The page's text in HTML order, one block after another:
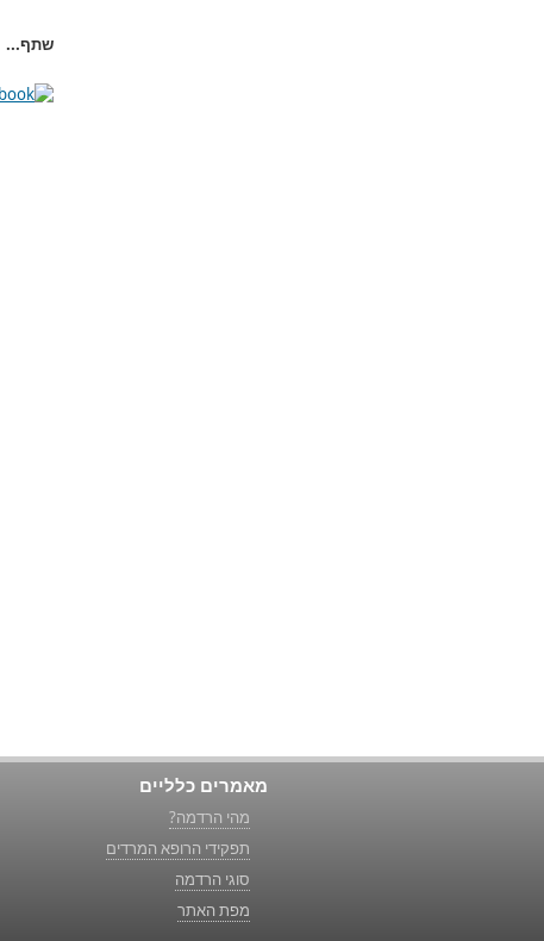
שתף...
מאמרים כלליים
מהי הרדמה?
תפקידי הרופא המרדים
סוגי הרדמה
מפת האתר